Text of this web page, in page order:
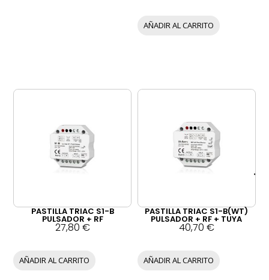
AÑADIR AL CARRITO
PASTILLA TRIAC S1-B
PULSADOR + RF
27,80 €
AÑADIR AL CARRITO
PASTILLA TRIAC S1-B(WT)
PULSADOR + RF + TUYA
40,70 €
AÑADIR AL CARRITO